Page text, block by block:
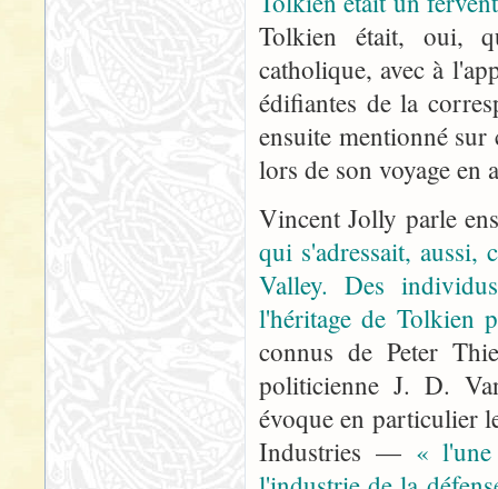
Tolkien était, oui,
catholique, avec à
édifiantes de la
ensuite mentionné
lors de son voyage en
Vincent Jolly parle
qui s'adressait,
Valley. Des
l'héritage de Tolkien
connus de Peter
politicienne J. D.
évoque en particulier
Industries — «